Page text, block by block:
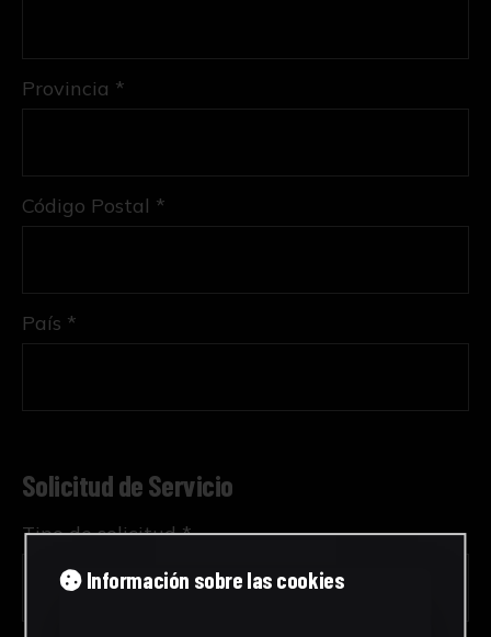
Provincia *
Código Postal *
País *
Solicitud de Servicio
Tipo de solicitud *
Información sobre las cookies